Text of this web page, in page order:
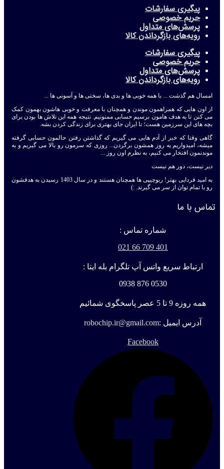
پیگیری سفارشات
حریم خصوصی
پرسش‌های متداول
رویه‌های بازگرداندن کالا
پیگیری سفارشات
حریم خصوصی
پرسش‌های متداول
رویه‌های بازگرداندن کالا
امسال هم گذشت ... با همه خوبی ها و بدی ها، سختی ها و آسونی ها ...
از اون هایی که همراهمون موندن و همچنان با معرفت و خوبی هاشون بهمون کمک
می کنن تا به هدف هامون برسیم حسابی ممنونیم. نتیجه همه این تلاش ها بودن برای
بچه های این سرزمین هست؛ تا ایران جای بهتری برای زندگی کردن بشه.
گاهی وقتا که خبر از آدم هایی می گیریم که گذاشتن رفتن حالمون حسابی گرفته
میشه، امیدواریم یه روز همشون برگردن... روزی که سرمون رو بالا می گیریم و به
موندنمون افتخار می کنیم، به نظرم اون روز ...
دیر نیست، دور هم نیست
به امید فردایی بهتر! ربوچیپی ها همچنان هستند و در سال 1403 رسیدن به هدفشون
رو با تمام توان از سر می گیرند. :)
تماس با ما
شماره تماس :
401 709 66 021
ارتباط سریع واتس آپ تلگرام بله ایتا :
0530 876 0938
همه روزه 9 تا 5 عصر پاسخگوی شمائیم
آدرس ایمیل :robochip.ir@gmail.com
Facebook